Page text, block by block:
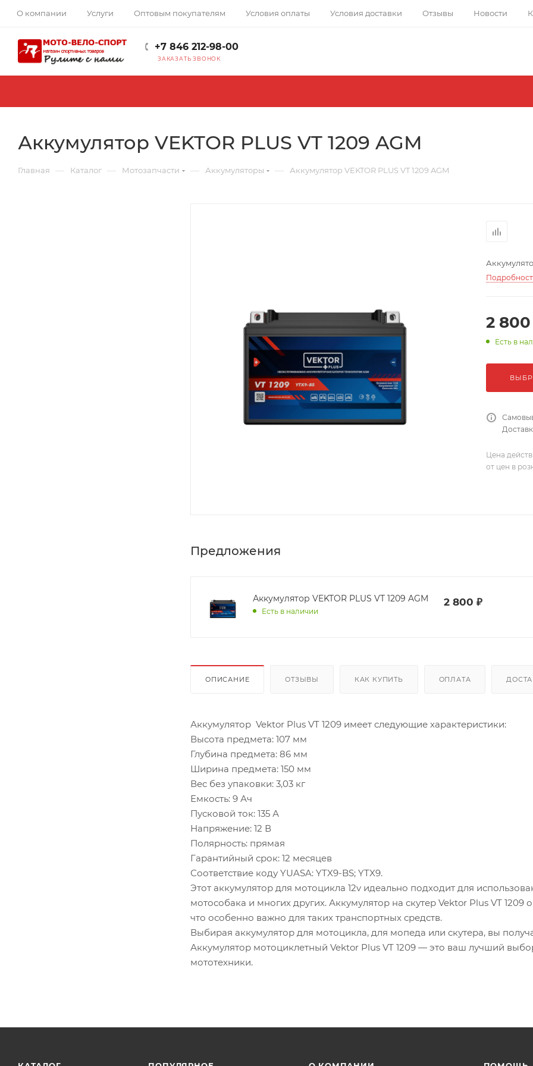
О компании Услуги Оптовым покупателям Условия оплаты Условия доставки Отзывы Новости
+7 846 212-98-00
ЗАКАЗАТЬ ЗВОНОК
Аккумулятор VEKTOR PLUS VT 1209 AGM
Главная — Каталог — Мотозапчасти — Аккумуляторы — Аккумулятор VEKTOR PLUS VT 1209 AGM
2 800
Есть в
Цена
от цен в
Предложения
Аккумулятор VEKTOR PLUS VT 1209 AGM
Есть в наличии
2 800 ₽
ОПИСАНИЕ ОТЗЫВЫ КАК КУПИТЬ ОПЛАТА
Аккумулятор Vektor Plus VT 1209 имеет следующие характеристики:
Высота предмета: 107 мм
Глубина предмета: 86 мм
Ширина предмета: 150 мм
Вес без упаковки: 3,03 кг
Емкость: 9 Ач
Пусковой ток: 135 А
Напряжение: 12 В
Полярность: прямая
Гарантийный срок: 12 месяцев
Соответствие коду YUASA: YTX9-BS; YTX9.
Этот аккумулятор для мотоцикла 12v идеально подходит для
мотособака и многих других. Аккумулятор на скутер Vektor Plus VT
что особенно важно для таких транспортных средств.
Выбирая аккумулятор для мотоцикла, для мопеда или скутера, вы
Аккумулятор мотоциклетный Vektor Plus VT 1209 — это ваш лучший
мототехники.